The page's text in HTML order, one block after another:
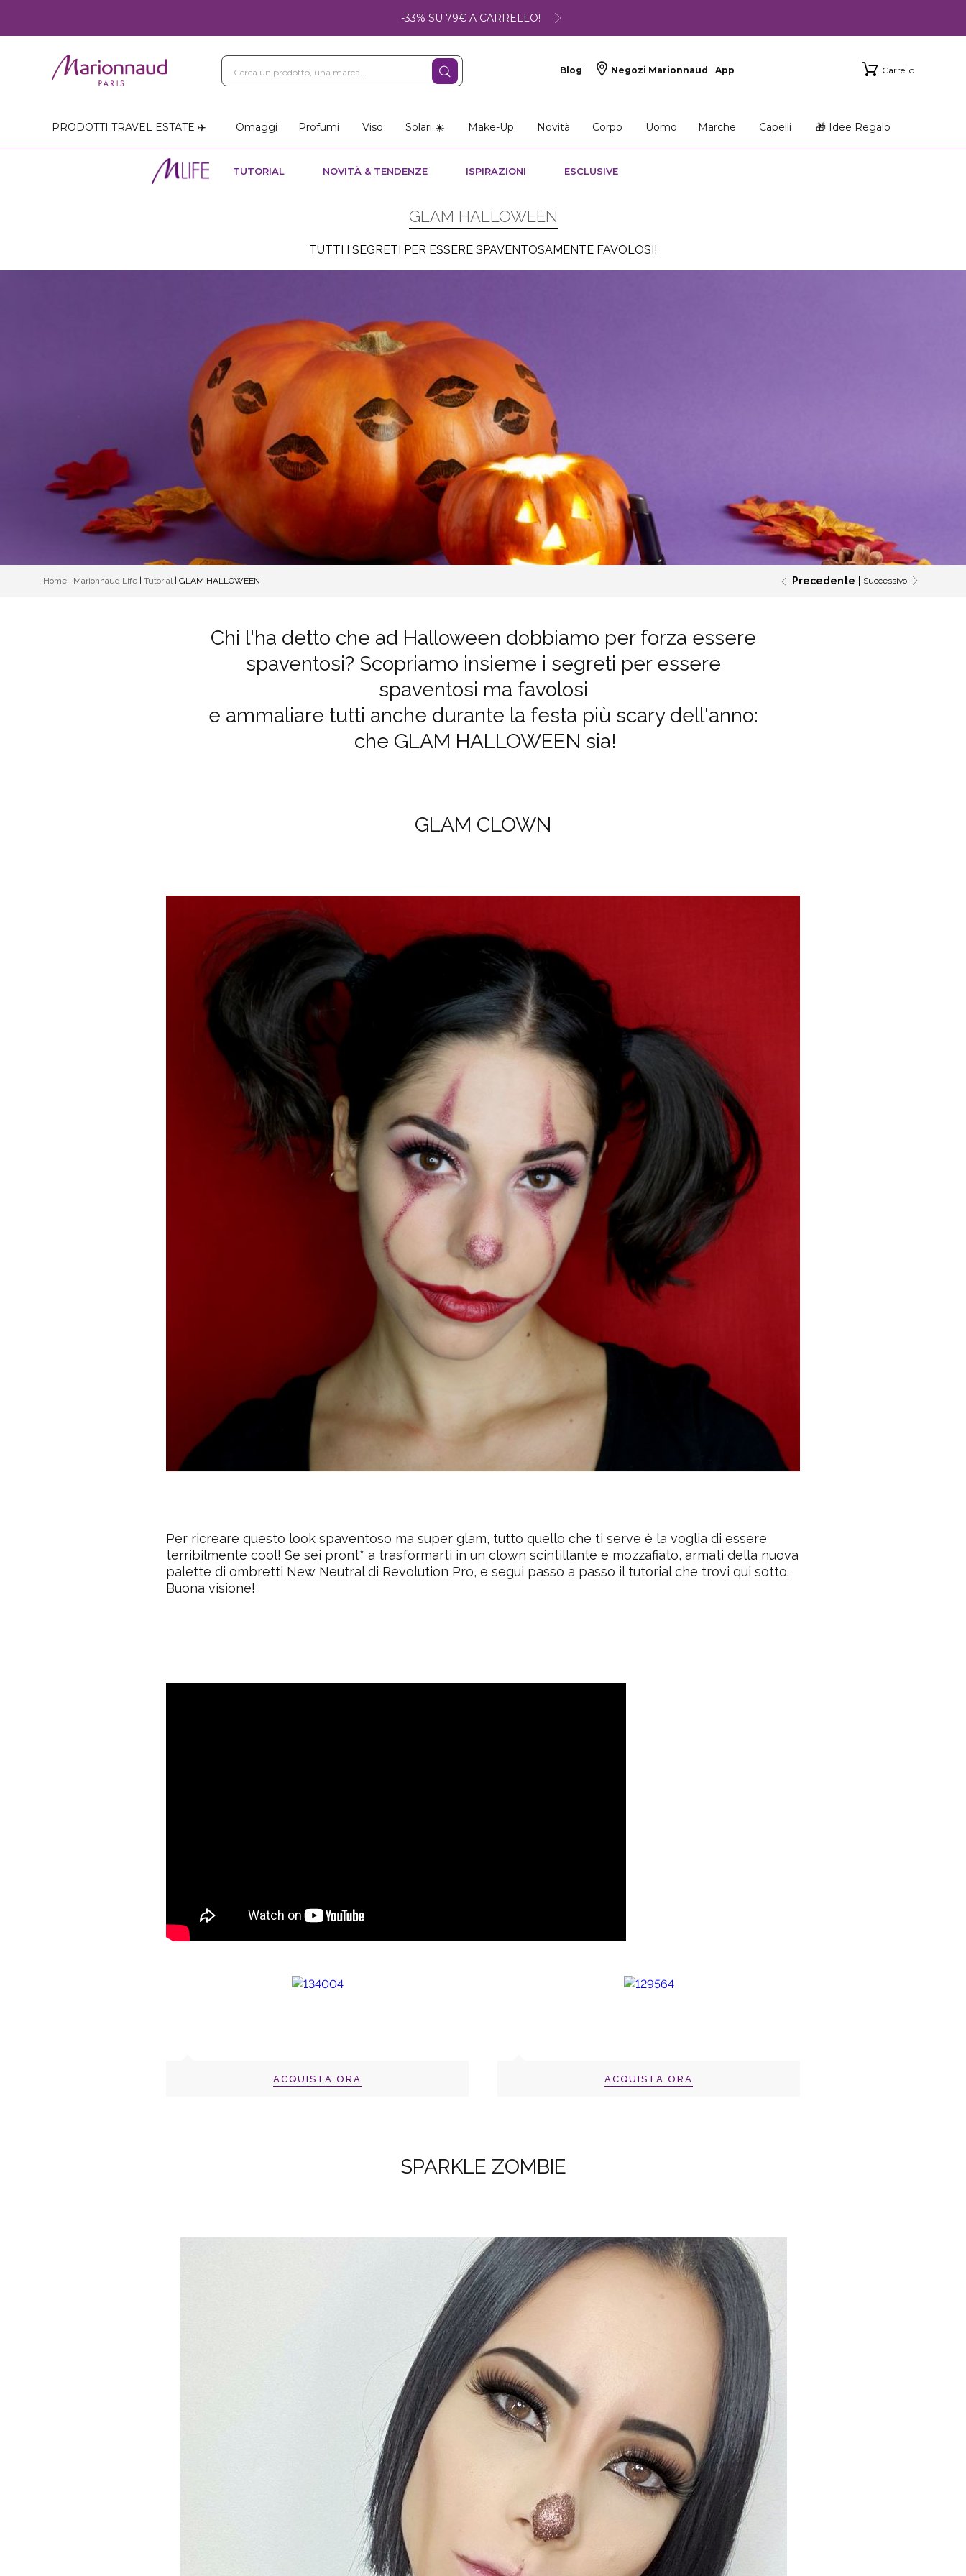
-33% SU 79€ A CARRELLO!
Blog Negozi Marionnaud App Carrello
PRODOTTI TRAVEL ESTATE ✈️ Omaggi Profumi Viso Solari ☀️ Make-Up Novità Corpo Uomo Marche Capelli 🎁 Idee Regalo
TUTORIAL NOVITÀ & TENDENZE ISPIRAZIONI ESCLUSIVE
GLAM HALLOWEEN
TUTTI I SEGRETI PER ESSERE SPAVENTOSAMENTE FAVOLOSI!
Home Marionnaud Life Tutorial| GLAM HALLOWEEN Precedente Successivo
Chi l'ha detto che ad Halloween dobbiamo per forza essere
spaventosi? Scopriamo insieme i segreti per essere
spaventosi ma favolosi
e ammaliare tutti anche durante la festa più scary dell'anno:
che GLAM HALLOWEEN sia!
GLAM CLOWN
Per ricreare questo look spaventoso ma super glam, tutto quello che ti serve è la voglia di essere
terribilmente cool! Se sei pront* a trasformarti in un clown scintillante e mozzafiato, armati della nuova
palette di ombretti New Neutral di Revolution Pro, e segui passo a passo il tutorial che trovi qui sotto.
Buona visione!
ACQUISTA ORA ACQUISTA ORA
SPARKLE ZOMBIE